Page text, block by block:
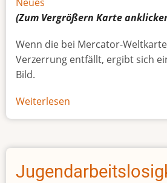
(Zum Vergrößern Karte
Wenn die bei Mercator-
Verzerrung entfällt, ergibt sich
Bild.
Weiterlesen
Afrikas
Größe